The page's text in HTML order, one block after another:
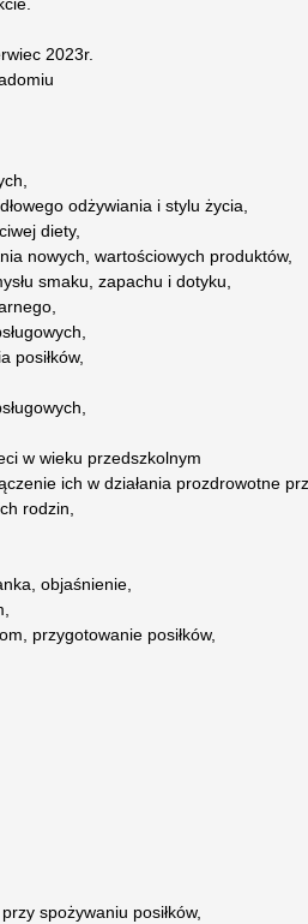
2023r.
odżywiania i stylu życia,
diety,
nowych, wartościowych produktów,
smaku, zapachu i dotyku,
posiłków,
w wieku przedszkolnym
ich w działania prozdrowotne
rodzin,
objaśnienie,
przygotowanie posiłków,
spożywaniu posiłków,